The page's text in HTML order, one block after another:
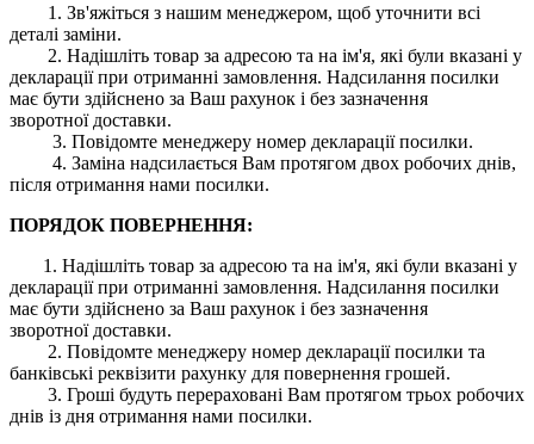
1. Зв'яжіться з нашим менеджером, щоб уточнити всі
деталі заміни.
2. Надішліть товар за адресою та на ім'я, які були вказані у
декларації при отриманні замовлення. Надсилання посилки
має бути здійснено за Ваш рахунок і без зазначення
зворотної доставки.
3. Повідомте менеджеру номер декларації посилки.
4. Заміна надсилається Вам протягом двох робочих днів,
після отримання нами посилки.
ПОРЯДОК ПОВЕРНЕННЯ:
1. Надішліть товар за адресою та на ім'я, які були вказані у
декларації при отриманні замовлення. Надсилання посилки
має бути здійснено за Ваш рахунок і без зазначення
зворотної доставки.
2. Повідомте менеджеру номер декларації посилки та
банківські реквізити рахунку для повернення грошей.
3. Гроші будуть перераховані Вам протягом трьох робочих
днів із дня отримання нами посилки.